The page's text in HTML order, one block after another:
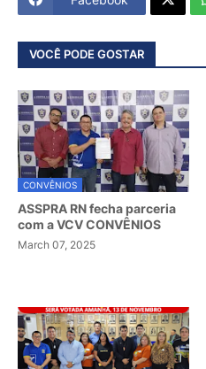
VOCÊ PODE GOSTAR
CONVÊNIOS
ASSPRA RN fecha parceria
com a VCV CONVÊNIOS
March 07, 2025